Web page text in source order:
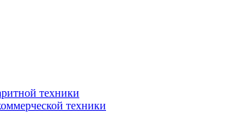
техники
техники